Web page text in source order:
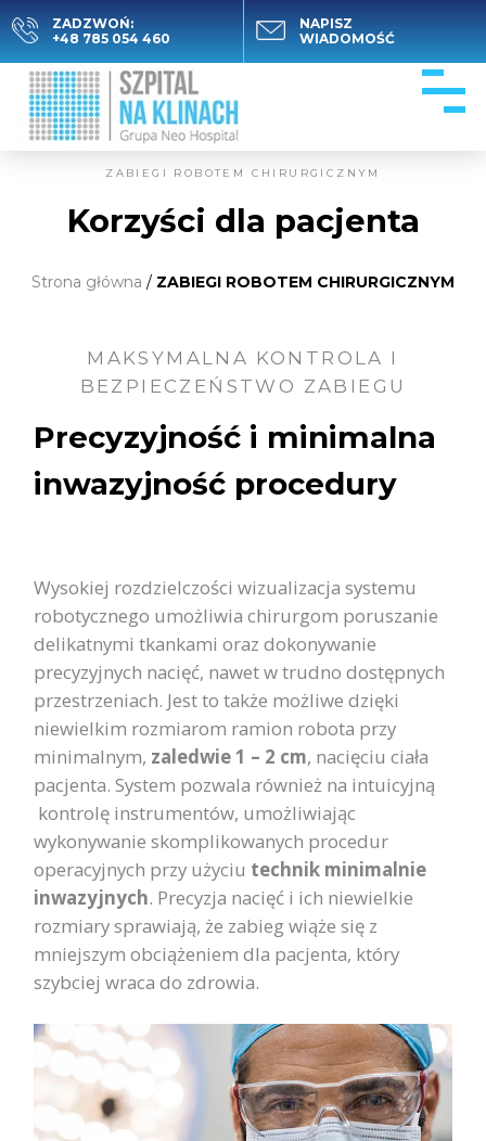
ZADZWOŃ:
+48 785 054 460
NAPISZ
WIADOMOŚĆ
ZABIEGI ROBOTEM CHIRURGICZNYM
Korzyści dla pacjenta
Strona główna / ZABIEGI ROBOTEM CHIRURGICZNYM
MAKSYMALNA KONTROLA I
BEZPIECZEŃSTWO ZABIEGU
Precyzyjność i minimalna
inwazyjność procedury
Wysokiej rozdzielczości wizualizacja systemu
robotycznego umożliwia chirurgom poruszanie
delikatnymi tkankami oraz dokonywanie
precyzyjnych nacięć, nawet w trudno dostępnych
przestrzeniach. Jest to także możliwe dzięki
niewielkim rozmiarom ramion robota przy
minimalnym, zaledwie 1 – 2 cm, nacięciu ciała
pacjenta. System pozwala również na intuicyjną
kontrolę instrumentów, umożliwiając
wykonywanie skomplikowanych procedur
operacyjnych przy użyciu technik minimalnie
inwazyjnych. Precyzja nacięć i ich niewielkie
rozmiary sprawiają, że zabieg wiąże się z
mniejszym obciążeniem dla pacjenta, który
szybciej wraca do zdrowia.